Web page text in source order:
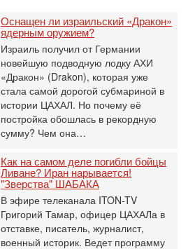
Оснащен ли израильский «Дракон»
ядерным оружием?
Израиль получил от Германии
новейшую подводную лодку АХИ
«Дракон» (Drakon), которая уже
стала самой дорогой субмариной в
истории ЦАХАЛ. Но почему её
постройка обошлась в рекордную
сумму? Чем она…
Как на самом деле погибли бойцы
Ливане? Иран нарывается!
"Зверства" ШАБАКА
В эфире телеканала ITON-TV
Григорий Тамар, офицер ЦАХАЛа в
отставке, писатель, журналист,
военный историк. Ведет программу